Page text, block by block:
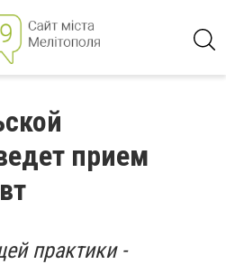
прием
практики -